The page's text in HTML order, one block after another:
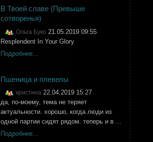
В Твоей славе (Превыше
сотворенья)
Ольга Буко 21.05.2019 09:55
Resplendent In Your Glory
Подробнее...
Пшеница и плевелы
кристина 22.04.2019 15:27
да, по-моему, тема не теряет
актуальности. хорошо, когда люди из
одной партии сидят рядом. теперь и в ...
Подробнее...